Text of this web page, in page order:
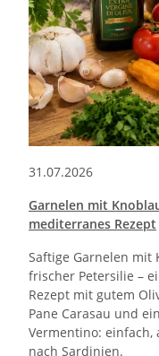
Kommentare zum Artikel
31.07.2026
Garnelen mit
mediterranes Rezept
Saftige Garnelen mit
frischer Petersilie –
Rezept mit gutem
Pane Carasau und
Vermentino:
nach Sardinien.